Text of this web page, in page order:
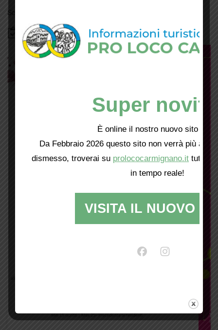
Scopri tutti gli eventi
Bacheca
Super
È online il nostro nuovo sito web!
Da Febbraio 2026 questo sito non verrà più
dismesso, troverai su prolococarmignano.it tutti i
in tempo reale!
VISITA IL NUOVO